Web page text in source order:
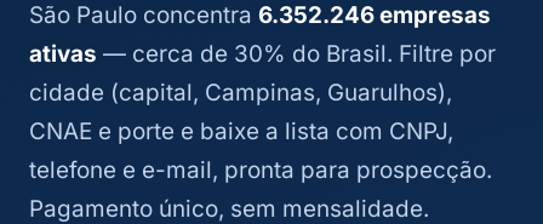
São Paulo concentra 6.352.246 empresas
ativas — cerca de 30% do Brasil. Filtre por
cidade (capital, Campinas, Guarulhos),
CNAE e porte e baixe a lista com CNPJ,
telefone e e-mail, pronta para prospecção.
Pagamento único, sem mensalidade.